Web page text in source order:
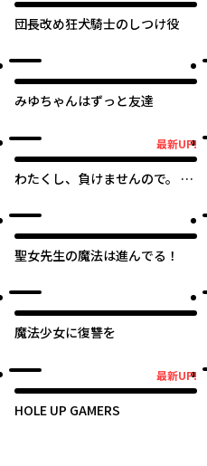
団長改め狂犬騎士のしつけ役
みゆちゃんはずっと友達
最新UP!
わたくし、負けませんので。 政
聖女先生の魔法は進んでる！
魔法少女に復讐を
最新UP!
HOLE UP GAMERS